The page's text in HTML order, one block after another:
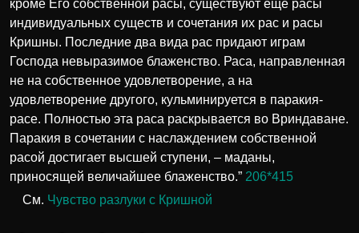
кроме Его собственной расы, существуют ещё расы
индивидуальных существ и сочетания их рас и расы
Кришны. Последние два вида рас придают играм
Господа невыразимое блаженство. Раса, направленная
не на собственное удовлетворение, а на
удовлетворение другого, кульминируется в паракия-
расе. Полностью эта раса раскрывается во Вриндаване.
Паракия в сочетании с наслаждением собственной
расой достигает высшей ступени, – маданы,
приносящей величайшее блаженство.” 206*415
См. Чувство разлуки с Кришной